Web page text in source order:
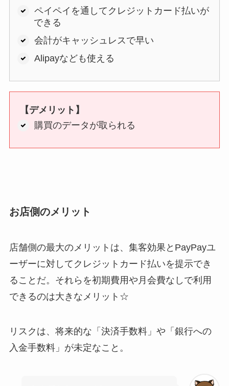
ペイペイを通してクレジットカード払いが
できる
会計がキャッシュレスで早い
Alipayなども使える
【デメリット】
購買のデータが取られる
お店側のメリット
店舗側の最大のメリットは、集客効果とPayPayユ
ーザーに対してクレジットカード払いを提示でき
ることだ。それらを初期費用や月会費なしで利用
できるのは大きなメリット☆
リスクは、将来的な「決済手数料」や「銀行への
入金手数料」が未定なこと。